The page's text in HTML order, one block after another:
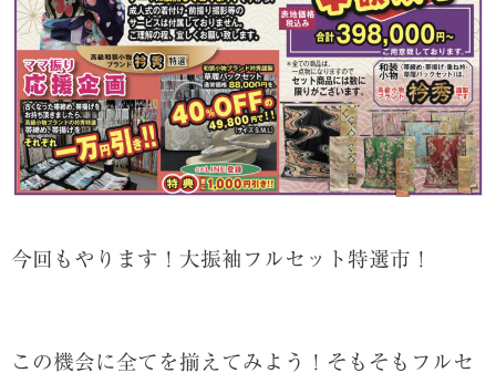
今回もやります！大振袖フルセット特選市！
この機会に全てを揃えてみよう！そもそもフルセ